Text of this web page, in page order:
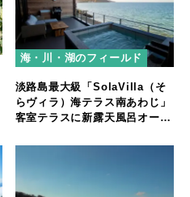
海・川・湖のフィールド
淡路島最大級「SolaVilla（そ
らヴィラ）海テラス南あわじ」
客室テラスに新露天風呂オープ